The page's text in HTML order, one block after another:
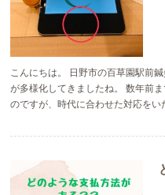
こんにちは。 日野市の百草園駅前
が多様化してきましたね。 数年前
のですが、時代に合わせた対応を